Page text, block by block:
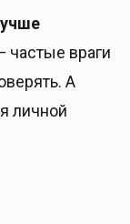
частые враги
А
личной